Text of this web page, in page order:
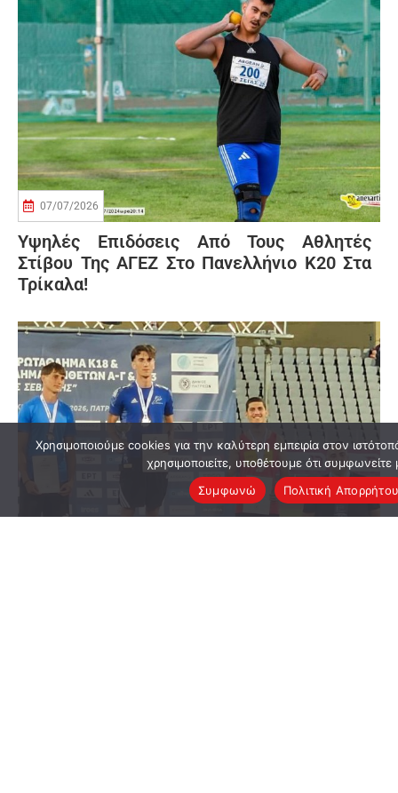
07/07/2026
Υψηλές Επιδόσεις Από Τους Αθλητές
Στίβου Της ΑΓΕΖ Στο Πανελλήνιο Κ20 Στα
Τρίκαλα!
Χρησιμοποιούμε cookies για την καλύτερη εμπειρία στον
χρησιμοποιείτε, υποθέτουμε ότι συμφωνείτε
Συμφωνώ
Πολιτική